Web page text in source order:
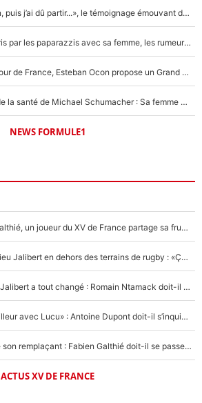
F1 : « Je lui ai fait un câlin, puis j’ai dû partir...», le témoignage émouvant de Max Verstappen sur sa fille
F1 : Charles Leclerc surpris par les paparazzis avec sa femme, les rumeurs étaient vraies !
Comme pour le final du Tour de France, Esteban Ocon propose un Grand Prix de Formule 1 à Paris : «Autour de l’Arc de Triomphe, ce serait génial» !
Nouvelle rumeur autour de la santé de Michael Schumacher : Sa femme Corinna sort du silence
NEWS FORMULE1
Mis de côté par Fabien Galthié, un joueur du XV de France partage sa frustration : «ils ne me l’ont pas dit tout de suite»
La raison d'être de Matthieu Jalibert en dehors des terrains de rugby : «Ça m'atteint autant que si tu touches à un membre de ma famille»
XV de France - Matthieu Jalibert a tout changé : Romain Ntamack doit-il s’inquiéter pour sa place à un an de la Coupe du monde ?
«Le XV de France est meilleur avec Lucu» : Antoine Dupont doit-il s’inquiéter pour sa place ?
Le XV de France a trouvé son remplaçant : Fabien Galthié doit-il se passer d'Antoine Dupont ?
ACTUS XV DE FRANCE